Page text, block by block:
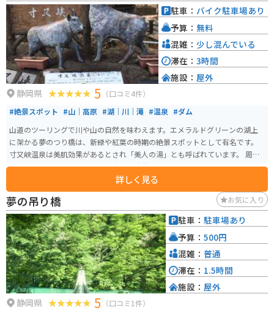
静岡県 5 （口コミ4件）
#絶景スポット #山｜高原 #湖｜川｜滝 #温泉 #ダム
山道のツーリングで川や山の自然を味わえます。エメラルドグリーンの湖上
に架かる夢のつり橋は、新緑や紅葉の時期の絶景スポットとして有名です。
寸又峡温泉は美肌効果があるとされ「美人の湯」とも呼ばれています。 周辺
には、SLやアプト式トロッコで有名な大井川鉄道が走っており、ライダーだ
けでなく鉄道ファンにも人気の観光地となっています。 秋の紅葉シーズンは
特に綺麗です。寸又峡の茶屋ではわさび蕎麦や鹿刺しなど珍しいものが味わ
えます。 駐車場からは少し歩きます。売店や簡易的なお風呂も駐車場付近に
あります。山の中のため、閉まるのは早めですので、行く時間には気をつけ
ましょう。
詳しく見る
駐車： バイク駐車場あり
予算： 無料
混雑： 少し混んでいる
滞在： 3時間
施設： 屋外
夢の吊り橋 お気に入り
静岡県 5 （口コミ1件）
駐車： 駐車場あり
予算： 500円
混雑： 普通
滞在： 1.5時間
施設： 屋外